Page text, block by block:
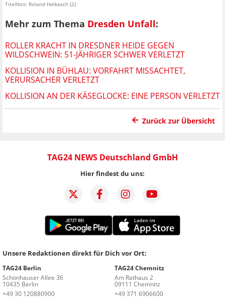
Titelfoto: Roland Halkasch (2)
Mehr zum Thema Dresden Unfall:
ROLLER KRACHT IN DRESDNER HEIDE GEGEN
WILDSCHWEIN: 51-JÄHRIGER SCHWER VERLETZT
KOLLISION IN BÜHLAU: VORFAHRT MISSACHTET,
VERURSACHER VERLETZT
KOLLISION AN DER KÄSEGLOCKE: EINE PERSON VERLETZT
Zurück zur Übersicht
TAG24 NEWS Deutschland GmbH
Hier findest du uns:
Unsere Redaktionen direkt für Dich vor Ort:
TAG24 Berlin
Schönhauser Allee 36
10435 Berlin
+49 30 120880900
TAG24 Chemnitz
Am Rathaus 2
09111 Chemnitz
+49 371 6906600